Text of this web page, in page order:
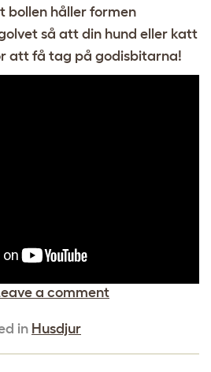
bollen håller formen
så att din hund eller katt
att få tag på godisbitarna!
a comment
in Husdjur